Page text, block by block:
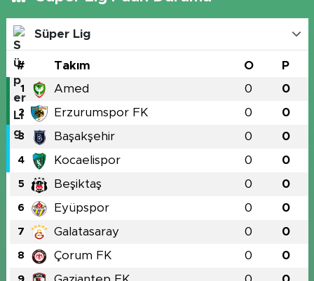
Süper Lig
# Takım O P
1 Amed 0 0
2 Erzurumspor FK 0 0
3 Başakşehir 0 0
4 Kocaelispor 0 0
5 Beşiktaş 0 0
6 Eyüpspor 0 0
7 Galatasaray 0 0
8 Çorum FK 0 0